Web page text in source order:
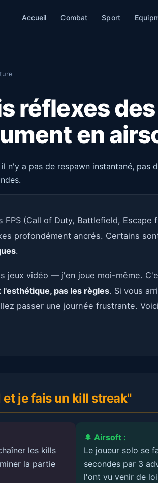
Accueil Combat Sport
réflexes
en
n'y a pas de respawn instantané, pas
FPS (Call of Duty, Battlefield, Escape
profondément ancrés. Certains
.
jeux vidéo — j'en joue moi-même.
pas les règles. Si vous
passer une journée frustrante.
et je fais un kill streak"
les kills
la partie
🌲 Airsoft :
Le joueur solo se
secondes par 3
l'ont vu venir de